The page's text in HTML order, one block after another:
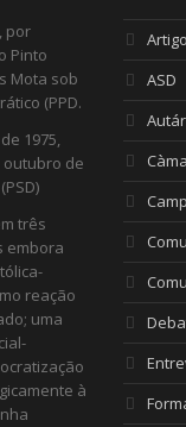
por
Pinto
Mota sob
(PPD.
1975,
outubro de
três
embora
reação
uma
à
ASD